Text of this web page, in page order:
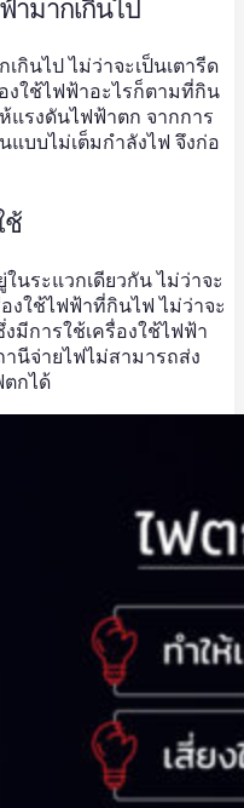
ามากเกินไป
กินไป ไม่ว่าจะเป็นเตารีด
งใช้ไฟฟ้าอะไรก็ตามที่กิน
แรงดันไฟฟ้าตก จากการ
แบบไม่เต็มกำลังไฟ จึงก่อ
ช้
นระแวกเดียวกัน ไม่ว่าจะ
งใช้ไฟฟ้าที่กินไฟ ไม่ว่าจะ
มีการใช้เครื่องใช้ไฟฟ้า
านีจ่ายไฟไม่สามารถส่ง
ตกได้